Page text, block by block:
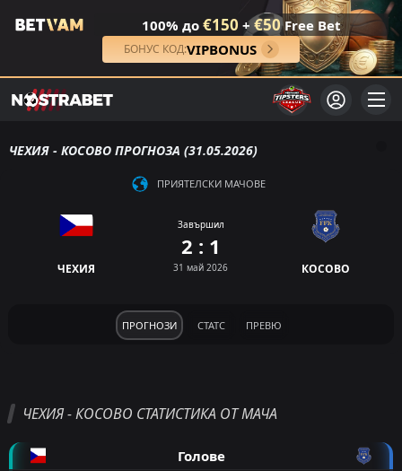
100% до €150 + €50Free Bet
БОНУС КОД:VIPBONUS
ЧЕХИЯ - КОСОВО ПРОГНОЗА (31.05.2026)
ПРИЯТЕЛСКИ МАЧОВЕ
ЧЕХИЯ
Завършил
2 : 1
31 май 2026 КОСОВО
ПРОГНОЗИ СТАТС ПРЕВЮ
ЧЕХИЯ - КОСОВО СТАТИСТИКА ОТ МАЧА
Голове